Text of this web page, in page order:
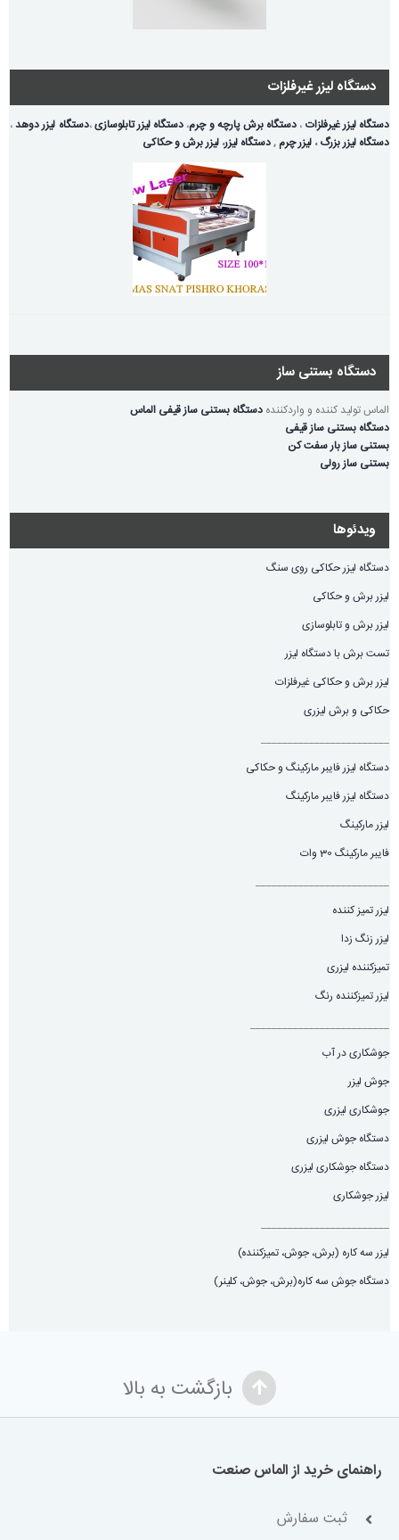
دستگاه لیزر غیرفلزات
دستگاه لیزر غیرفلزات ، دستگاه برش پارچه و چرم، دستگاه لیزر تابلوسازی،دستگاه لیزر دوهد،
دستگاه لیزر بزرگ، لیزر چرم ,دستگاه لیزر، لیزر برش و حکاکی
دستگاه بستنی ساز
الماس تولید کننده و واردکننده دستگاه بستنی ساز قیفی الماس
دستگاه بستنی ساز قیفی
بستنی ساز بار سفت کن
بستنی ساز رولی
ویدئوها
دستگاه لیزر حکاکی روی سنگ
لیزر برش و حکاکی
لیزر برش و تابلوسازی
تست برش با دستگاه لیزر
لیزر برش و حکاکی غیرفلزات
حکاکی و برش لیزری
________________________
دستگاه لیزر فایبر مارکینگ و حکاکی
دستگاه لیزر فایبر مارکینگ
لیزر مارکینگ
فایبر مارکینگ 30 وات
_________________________
لیزر تمیز کننده
لیزر زنگ زدا
تمیزکننده لیزری
لیزر تمیزکننده رنگ
__________________________
جوشکاری در آب
جوش لیزر
جوشکاری لیزری
دستگاه جوش لیزری
دستگاه جوشکاری لیزری
لیزر جوشکاری
________________________
لیزر سه کاره (برش، جوش، تميزكننده)
دستگاه جوش سه کاره(برش، جوش، کلینر)
بازگشت به بالا
راهنمای خرید از الماس صنعت
ثبت سفارش